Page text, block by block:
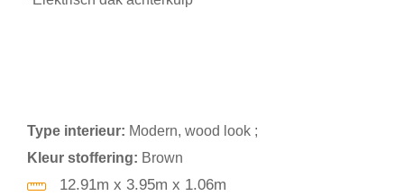
Type interieur: Modern, wood look ;
Kleur stoffering: Brown
12.91m x 3.95m x 1.06m